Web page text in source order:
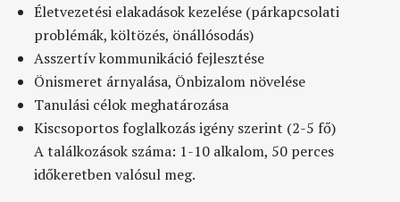
Életvezetési elakadások kezelése (párkapcsolati
problémák, költözés, önállósodás)
Asszertív kommunikáció fejlesztése
Önismeret árnyalása, Önbizalom növelése
Tanulási célok meghatározása
Kiscsoportos foglalkozás igény szerint (2-5 fő)
A találkozások száma: 1-10 alkalom, 50 perces
időkeretben valósul meg.